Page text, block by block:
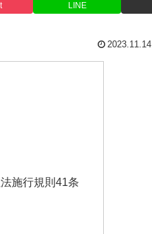
LINE
2023.11.14
施行規則41条